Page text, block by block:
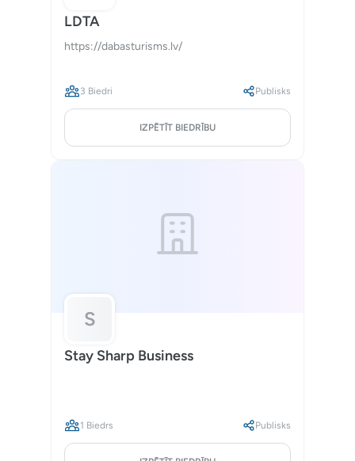
LDTA
https://dabasturisms.lv/
3 Biedri Publisks
IZPĒTĪT BIEDRĪBU
S
Stay Sharp Business
1 Biedrs Publisks